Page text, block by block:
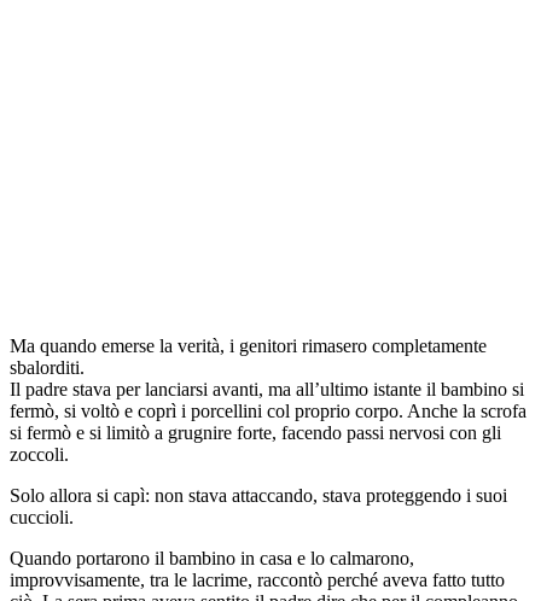
Ma quando emerse la verità, i genitori rimasero completamente
sbalorditi.
Il padre stava per lanciarsi avanti, ma all’ultimo istante il bambino si
fermò, si voltò e coprì i porcellini col proprio corpo. Anche la scrofa
si fermò e si limitò a grugnire forte, facendo passi nervosi con gli
zoccoli.
Solo allora si capì: non stava attaccando, stava proteggendo i suoi
cuccioli.
Quando portarono il bambino in casa e lo calmarono,
improvvisamente, tra le lacrime, raccontò perché aveva fatto tutto